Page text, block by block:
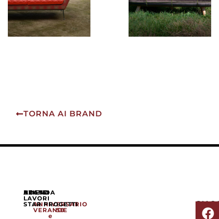
TORNA AI BRAND
AZIENDA
ANNIVERSARIO
50
NOSTRI
LAVORI
VERANDE
e
BRAND
STAR PROGETTI